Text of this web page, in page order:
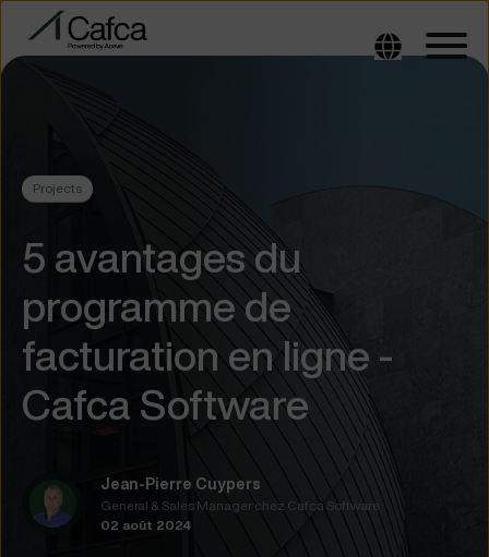
Projects
5 avantages du
programme de
facturation en ligne -
Cafca Software
Jean-Pierre Cuypers
General & Sales Manager chez Cafca Software
02 août 2024